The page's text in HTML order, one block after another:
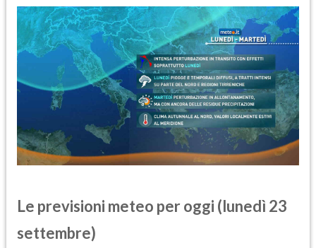
Le previsioni meteo per oggi (lunedì 23
settembre)